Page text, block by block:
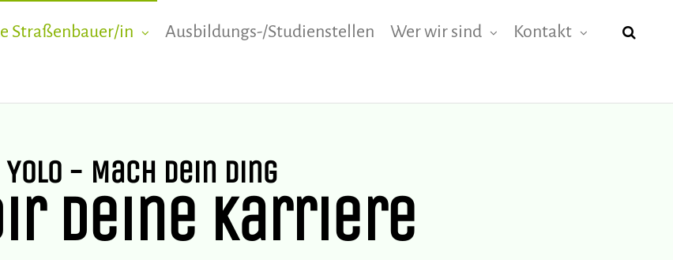
Straßenbauer/in Ausbildungs-/Studienstellen Wer wir sind Kontakt
Yolo - Mach dein Ding
deine Karriere